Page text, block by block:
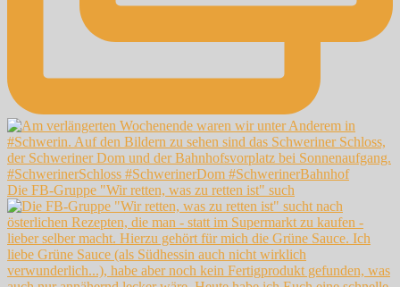
Die FB-Gruppe "Wir retten, was zu retten ist" such